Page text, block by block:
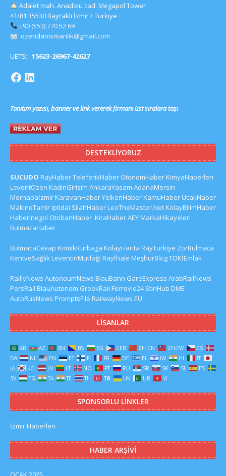
Adalet mah. Anadolu cad. Megapol Tower
41/81 35530 Bayraklı İzmir / Türkiye
+90 (553) 770 52 69
ozendanismanlik@gmail.com
UETS: 15623-26967-42627
Tanıtım yazısı, banner ve link vererek firmanı üst sıralara taşı
DESTEKLIYORUZ
SUCUDO RayHaberTeleferikHaber OtonomHaberKimyaHaberleri
LeventÖzen KadinGirisim AnkaraYasam AdanaMersin
MerhabaİzmirKaravanHaberYelkenHaberKamuHaberUcakHaber
MakineTamirIptidai SilahHaberLeoTheMaster.NetKolayBilimHaber
HaberInegol OtobanHaber KiraHaberAEYMarkaHikayeleri
BulmacaHaber
BulmacaCevap KomikKurbaga KolayHarita RayTurkiye ZorBulmaca
KentveSağlıkLeventinMutfağı Rayİhale MeşhurBlogTOKİEmlak
RaillyNews AutonoumNews BlauBahn GareExpress ArabRailNews
PersRail BlauAutonom GreekRail Ferrovie24 StiriHub DME
AutoRusNews PromptsFile RailwayNews EU
LISANLAR
AR AZ BN BS BG CEB ZH-CN ZH-TW
CS
DA
NL EN ET FI FR DE EL IW HI
IT
JA
KO LV LT NO PT RU SR SK SL
ES
SV
TG TA TE TH TR UK UR VI
SPONSORLU LINKLER
İzmir Haberleri
HABER ARŞIVI